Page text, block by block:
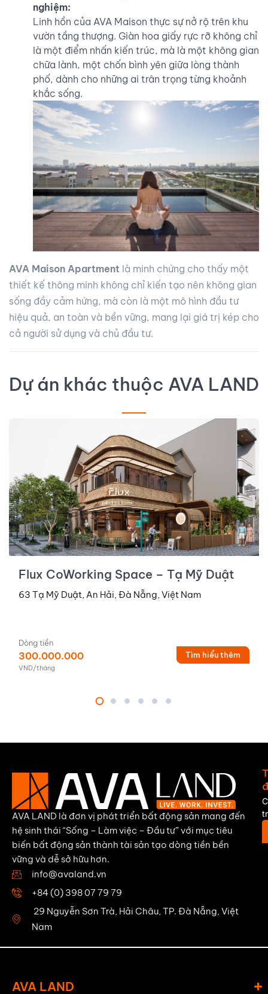
nghiệm:
Linh hồn của AVA Maison thực sự nở rộ trên khu
vườn tầng thượng. Giàn hoa giấy rực rỡ không chỉ
là một điểm nhấn kiến trúc, mà là một không gian
chữa lành, một chốn bình yên giữa lòng thành
phố, dành cho những ai trân trọng từng khoảnh
khắc sống.
AVA Maison Apartment là minh chứng cho thấy một
thiết kế thông minh không chỉ kiến tạo nên không gian
sống đầy cảm hứng, mà còn là một mô hình đầu tư
hiệu quả, an toàn và bền vững, mang lại giá trị kép cho
cả người sử dụng và chủ đầu tư.
Dự án khác thuộc AVA LAND
Flux CoWorking Space – Tạ Mỹ Duật
63 Tạ Mỹ Duật, An Hải, Đà Nẵng, Việt Nam
Dòng tiền
300.000.000
VND/tháng
Tìm hiểu thêm
AVA LAND là đơn vị phát triển bất động sản mang đến
hệ sinh thái “Sống – Làm việc – Đầu tư” với mục tiêu
biến bất động sản thành tài sản tạo dòng tiền bền
vững và dễ sở hữu hơn.
info@avaland.vn
+84 (0) 398 07 79 79
29 Nguyễn Sơn Trà, Hải Châu, TP. Đà Nẵng, Việt
Nam
AVA LAND